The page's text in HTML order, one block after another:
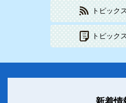
トピック
トピック